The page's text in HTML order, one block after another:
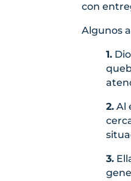
con
Algunos
1.
2. Al
3.